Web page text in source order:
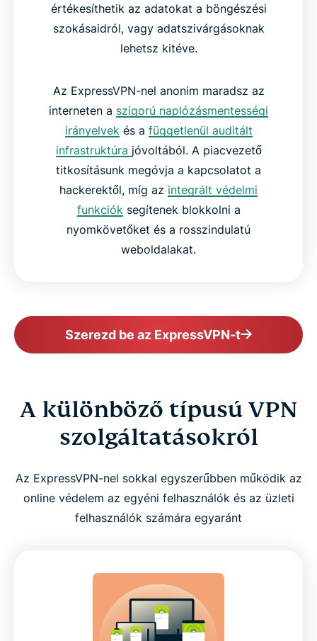
értékesíthetik az adatokat a böngészési
szokásaidról, vagy adatszivárgásoknak
lehetsz kitéve.
Az ExpressVPN-nel anonim maradsz az
interneten a szigorú naplózásmentességi
irányelvek és a függetlenül auditált
infrastruktúra jóvoltából. A piacvezető
titkosításunk megóvja a kapcsolatot a
hackerektől, míg az integrált védelmi
funkciók segítenek blokkolni a
nyomkövetőket és a rosszindulatú
weboldalakat.
Szerezd be az ExpressVPN-t
A különböző típusú VPN
szolgáltatásokról
Az ExpressVPN-nel sokkal egyszerűbben működik az
online védelem az egyéni felhasználók és az üzleti
felhasználók számára egyaránt